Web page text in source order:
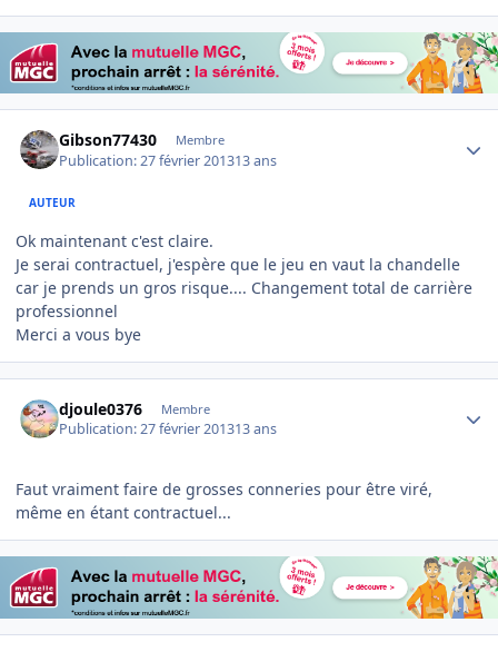
Gibson77430 Membre
Publication:27 février 201313 ans
AUTEUR
Ok maintenant c'est claire.
Je serai contractuel, j'espère que le jeu en vaut la chandelle
car je prends un gros risque.... Changement total de carrière
professionnel
Merci a vous bye
djoule0376 Membre
Publication:27 février 201313 ans
Faut vraiment faire de grosses conneries pour être viré,
même en étant contractuel...